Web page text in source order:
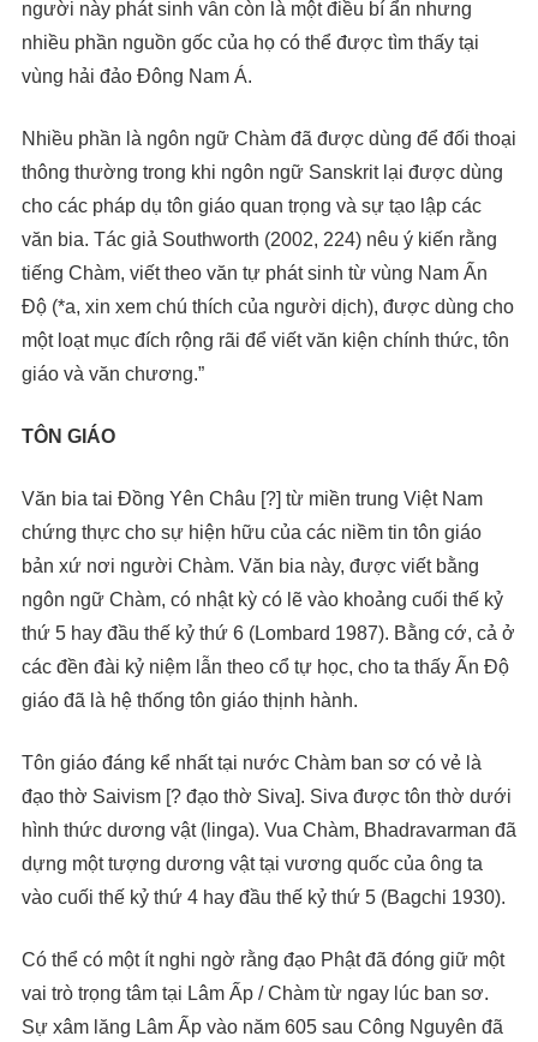
người này phát sinh vẫn còn là một điều bí ẩn nhưng
nhiều phần nguồn gốc của họ có thể được tìm thấy tại
vùng hải đảo Đông Nam Á.
Nhiều phần là ngôn ngữ Chàm đã được dùng để đối thoại
thông thường trong khi ngôn ngữ Sanskrit lại được dùng
cho các pháp dụ tôn giáo quan trọng và sự tạo lập các
văn bia. Tác giả Southworth (2002, 224) nêu ý kiến rằng
tiếng Chàm, viết theo văn tự phát sinh từ vùng Nam Ấn
Độ (*a, xin xem chú thích của người dịch), được dùng cho
một loạt mục đích rộng rãi để viết văn kiện chính thức, tôn
giáo và văn chương.”
TÔN GIÁO
Văn bia tai Đồng Yên Châu [?] từ miền trung Việt Nam
chứng thực cho sự hiện hữu của các niềm tin tôn giáo
bản xứ nơi người Chàm. Văn bia này, được viết bằng
ngôn ngữ Chàm, có nhật kỳ có lẽ vào khoảng cuối thế kỷ
thứ 5 hay đầu thế kỷ thứ 6 (Lombard 1987). Bằng cớ, cả ở
các đền đài kỷ niệm lẫn theo cổ tự học, cho ta thấy Ấn Độ
giáo đã là hệ thống tôn giáo thịnh hành.
Tôn giáo đáng kể nhất tại nước Chàm ban sơ có vẻ là
đạo thờ Saivism [? đạo thờ Siva]. Siva được tôn thờ dưới
hình thức dương vật (linga). Vua Chàm, Bhadravarman đã
dựng một tượng dương vật tại vương quốc của ông ta
vào cuối thế kỷ thứ 4 hay đầu thế kỷ thứ 5 (Bagchi 1930).
Có thể có một ít nghi ngờ rằng đạo Phật đã đóng giữ một
vai trò trọng tâm tại Lâm Ấp / Chàm từ ngay lúc ban sơ.
Sự xâm lăng Lâm Ấp vào năm 605 sau Công Nguyên đã